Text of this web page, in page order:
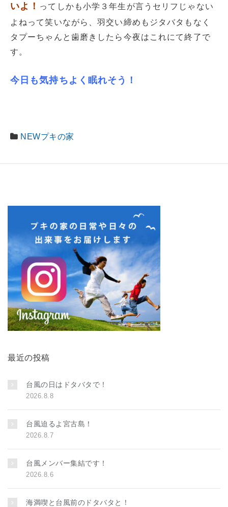
いよ！ ってしかも小学３年生が言うセリフじゃない
よねって笑いながら、羽交い締めもジタバタもなく
タプーちゃんと歯磨きしたら今夜はこれにて終了で
す。
今日も気持ちよく眠れそう！
NEWプキの家
最近の投稿
台風の日はドタバタで！
2026.8.8
台風迫るよ宮古島！
2026.8.7
台風メンバー集結です！
2026.8.6
海満喫と台風前のドタバタと！